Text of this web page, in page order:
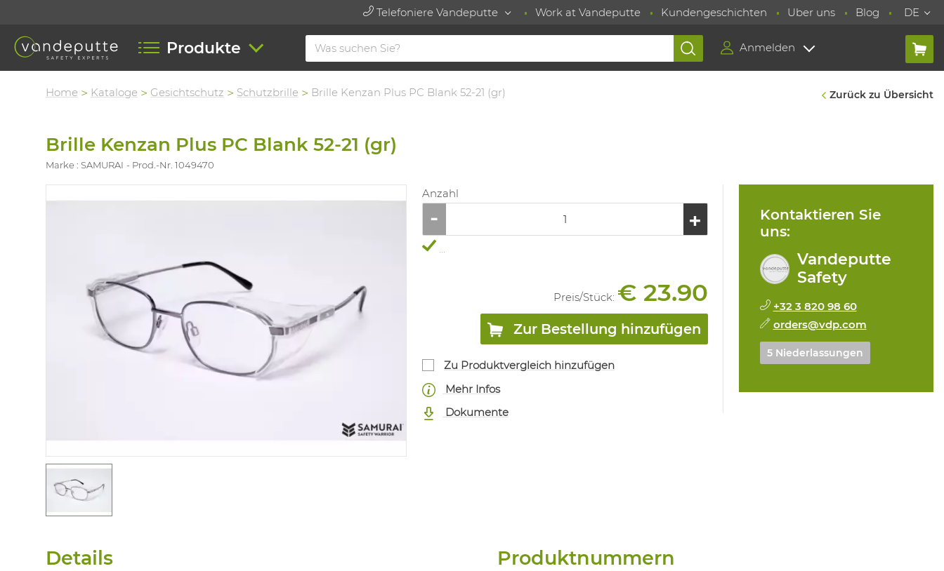
Telefoniere Vandeputte Work at Vandeputte Kundengeschichten Uber uns Blog DE
Produkte Anmelden
Home Kataloge Gesichtschutz Schutzbrille Brille Kenzan Plus PC Blank 52-21 (gr) Zurück zu Übersicht
Brille Kenzan Plus PC Blank 52-21 (gr)
Marke : SAMURAI Prod.-Nr. 1049470
Anzahl
...
Preis/Stück: € 23.90
Zur Bestellung hinzufügen
Zu Produktvergleich hinzufügen
Mehr Infos
Dokumente
Kontaktieren Sie
uns:
Vandeputte
Safety
+32 3 820 98 60
orders@vdp.com
5 Niederlassungen
Details Produktnummern